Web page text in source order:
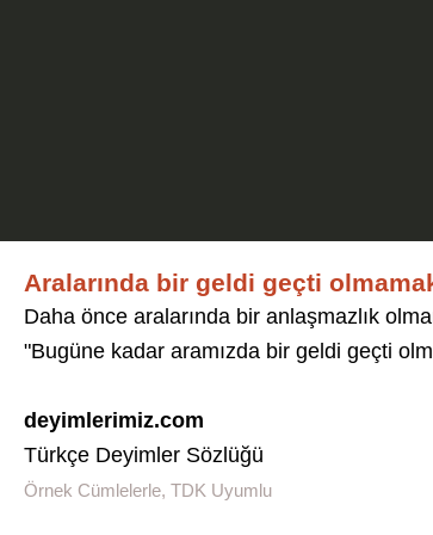
Aralarında bir geldi geçti
Daha önce aralarında bir anlaşmazlık
"Bugüne kadar aramızda bir geldi geçti
deyimlerimiz.com
Türkçe Deyimler Sözlüğü
Örnek Cümlelerle, TDK Uyumlu